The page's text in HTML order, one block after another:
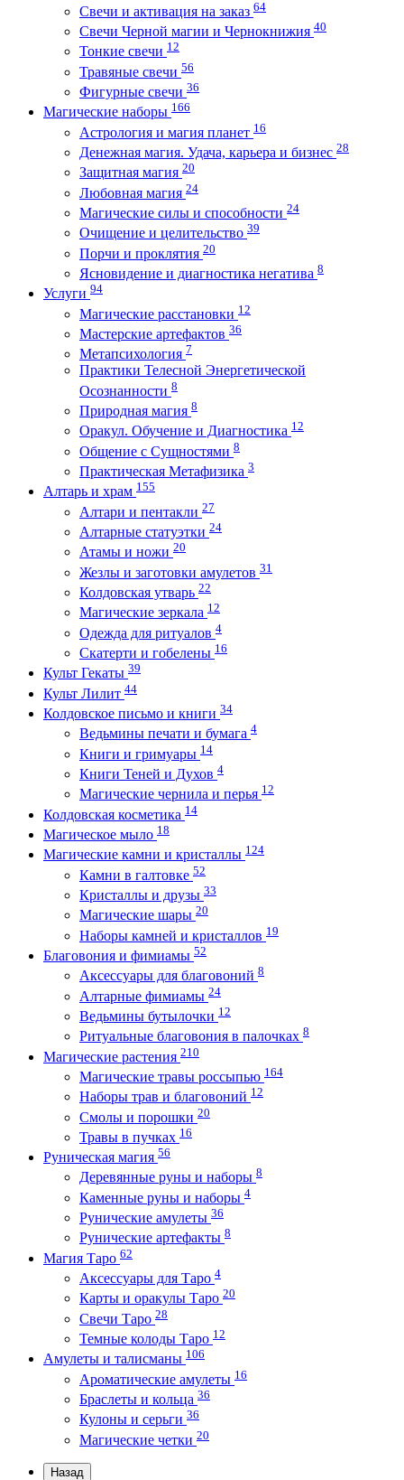
Свечи и активация на заказ 64
Свечи Черной магии и Чернокнижия 40
Тонкие свечи 12
Травяные свечи 56
Фигурные свечи 36
Магические наборы 166
Астрология и магия планет 16
Денежная магия. Удача, карьера и бизнес 28
Защитная магия 20
Любовная магия 24
Магические силы и способности 24
Очищение и целительство 39
Порчи и проклятия 20
Ясновидение и диагностика негатива 8
Услуги 94
Магические расстановки 12
Мастерские артефактов 36
Метапсихология 7
Практики Телесной Энергетической
Осознанности 8
Природная магия 8
Оракул. Обучение и Диагностика 12
Общение с Сущностями 8
Практическая Метафизика 3
Алтарь и храм 155
Алтари и пентакли 27
Алтарные статуэтки 24
Атамы и ножи 20
Жезлы и заготовки амулетов 31
Колдовская утварь 22
Магические зеркала 12
Одежда для ритуалов 4
Скатерти и гобелены 16
Культ Гекаты 39
Культ Лилит 44
Колдовское письмо и книги 34
Ведьмины печати и бумага 4
Книги и гримуары 14
Книги Теней и Духов 4
Магические чернила и перья 12
Колдовская косметика 14
Магическое мыло 18
Магические камни и кристаллы 124
Камни в галтовке 52
Кристаллы и друзы 33
Магические шары 20
Наборы камней и кристаллов 19
Благовония и фимиамы 52
Аксессуары для благовоний 8
Алтарные фимиамы 24
Ведьмины бутылочки 12
Ритуальные благовония в палочках 8
Магические растения 210
Магические травы россыпью 164
Наборы трав и благовоний 12
Смолы и порошки 20
Травы в пучках 16
Руническая магия 56
Деревянные руны и наборы 8
Каменные руны и наборы 4
Рунические амулеты 36
Рунические артефакты 8
Магия Таро 62
Аксессуары для Таро 4
Карты и оракулы Таро 20
Свечи Таро 28
Темные колоды Таро 12
Амулеты и талисманы 106
Ароматические амулеты 16
Браслеты и кольца 36
Кулоны и серьги 36
Магические четки 20
Назад